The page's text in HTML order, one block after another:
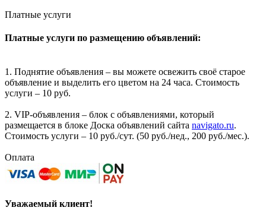
Платные услуги
Платные услуги по размещению объявлений:
1. Поднятие объявления – вы можете освежить своё старое
объявление и выделить его цветом на 24 часа. Стоимость
услуги – 10 руб.
2. VIP-объявления – блок с объявлениями, который
размещается в блоке Доска объявлений сайта navigato.ru.
Стоимость услуги – 10 руб./сут. (50 руб./нед., 200 руб./мес.).
Оплата
Уважаемый клиент!